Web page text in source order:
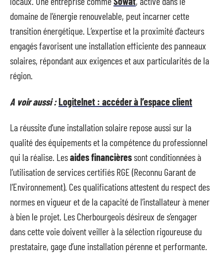
domaine de l’énergie renouvelable, peut incarner cette
transition énergétique. L’expertise et la proximité d’acteurs
engagés favorisent une installation efficiente des panneaux
solaires, répondant aux exigences et aux particularités de la
région.
A voir aussi :Logitelnet : accéder à l’espace client
La réussite d’une installation solaire repose aussi sur la
qualité des équipements et la compétence du professionnel
qui la réalise. Lesaides financièressont conditionnées à
l’utilisation de services certifiés RGE (Reconnu Garant de
l’Environnement). Ces qualifications attestent du respect des
normes en vigueur et de la capacité de l’installateur à mener
à bien le projet. Les Cherbourgeois désireux de s’engager
dans cette voie doivent veiller à la sélection rigoureuse du
prestataire, gage d’une installation pérenne et performante.